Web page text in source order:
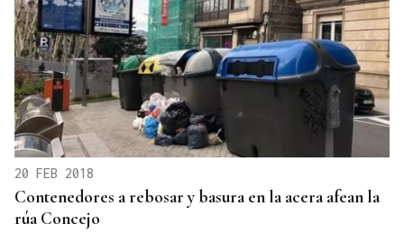
20 FEB 2018
Contenedores a rebosar y basura en la acera afean la
rúa Concejo